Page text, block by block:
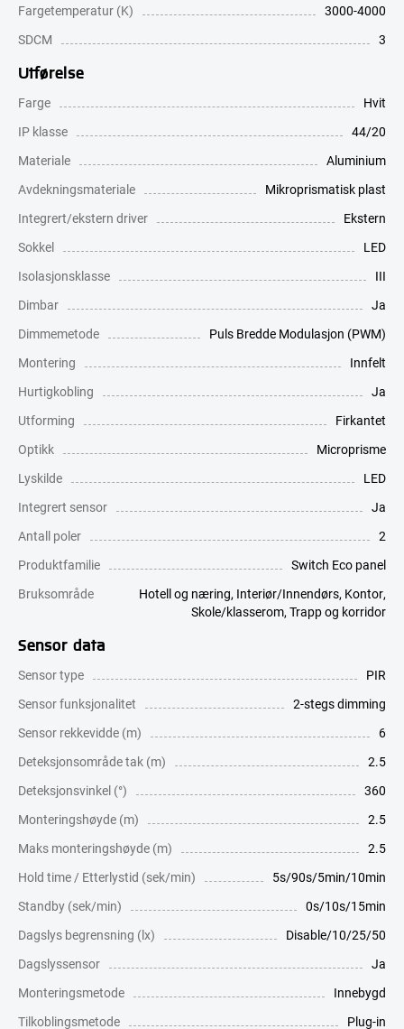
Fargetemperatur (K)
3000-4000
SDCM
3
Utførelse
Farge
Hvit
IP klasse
44/20
Materiale
Aluminium
Avdekningsmateriale
Mikroprismatisk plast
Integrert/ekstern driver
Ekstern
Sokkel
LED
Isolasjonsklasse
III
Dimbar
Ja
Dimmemetode
Puls Bredde Modulasjon (PWM)
Montering
Innfelt
Hurtigkobling
Ja
Utforming
Firkantet
Optikk
Microprisme
Lyskilde
LED
Integrert sensor
Ja
Antall poler
2
Produktfamilie
Switch Eco panel
Bruksområde
Hotell og næring, Interiør/Innendørs, Kontor,
Skole/klasserom, Trapp og korridor
Sensor data
Sensor type
PIR
Sensor funksjonalitet
2-stegs dimming
Sensor rekkevidde (m)
6
Deteksjonsområde tak (m)
2.5
Deteksjonsvinkel (°)
360
Monteringshøyde (m)
2.5
Maks monteringshøyde (m)
2.5
Hold time / Etterlystid (sek/min)
5s/90s/5min/10min
Standby (sek/min)
0s/10s/15min
Dagslys begrensning (lx)
Disable/10/25/50
Dagslyssensor
Ja
Monteringsmetode
Innebygd
Tilkoblingsmetode
Plug-in